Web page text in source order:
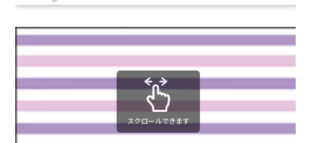
スクロールできます